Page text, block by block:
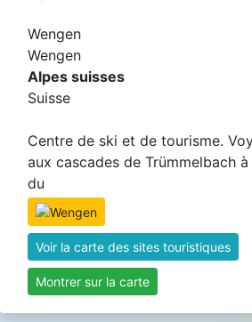
Wengen
Wengen
Alpes suisses
Suisse
Centre de ski et de tourisme.
aux cascades de Trümmelbach
du
Voir la carte des sites touristiques
Montrer sur la carte